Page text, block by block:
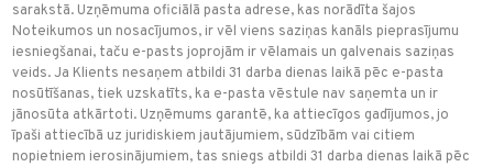
sarakstā. Uzņēmuma oficiālā pasta adrese, kas norādīta šajos
Noteikumos un nosacījumos, ir vēl viens saziņas kanāls pieprasījumu
iesniegšanai, taču e-pasts joprojām ir vēlamais un galvenais saziņas
veids. Ja Klients nesaņem atbildi 31 darba dienas laikā pēc e-pasta
nosūtīšanas, tiek uzskatīts, ka e-pasta vēstule nav saņemta un ir
jānosūta atkārtoti. Uzņēmums garantē, ka attiecīgos gadījumos, jo
īpaši attiecībā uz juridiskiem jautājumiem, sūdzībām vai citiem
nopietniem ierosinājumiem, tas sniegs atbildi 31 darba dienas laikā pēc